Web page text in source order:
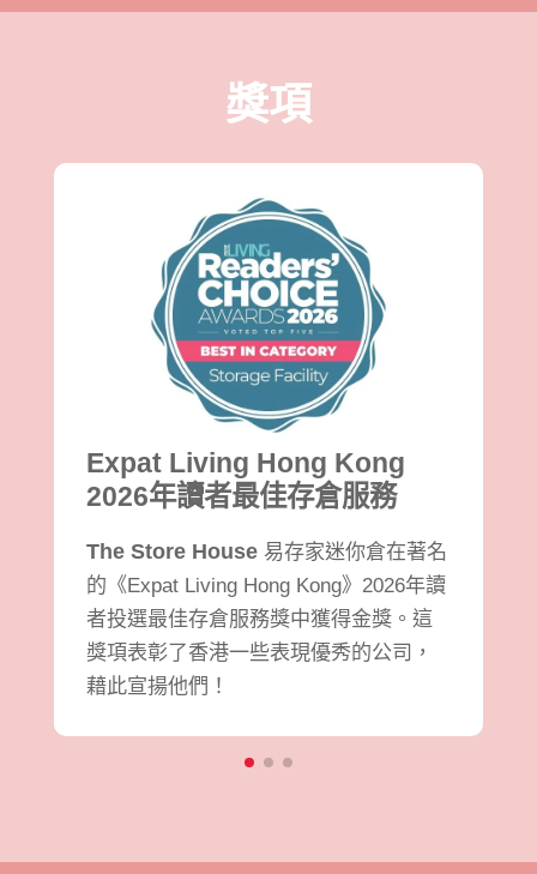
獎項
Expat Living Hong Kong
2026年讀者最佳存倉服務
The Store House 易存家迷你倉在著名
的《Expat Living Hong Kong》2026年讀
者投選最佳存倉服務獎中獲得金獎。這
獎項表彰了香港一些表現優秀的公司，
藉此宣揚他們！